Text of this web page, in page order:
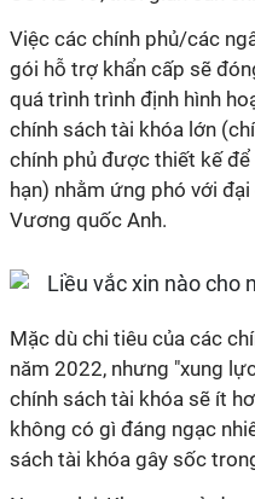
Việc các chính phủ/các
gói hỗ trợ khẩn cấp sẽ
quá trình trình định hình
chính sách tài khóa lớn
chính phủ được thiết kế
hạn) nhằm ứng phó với
Vương quốc Anh.
Mặc dù chi tiêu của các
năm 2022, nhưng "xung
chính sách tài khóa sẽ ít
không có gì đáng ngạc
sách tài khóa gây sốc